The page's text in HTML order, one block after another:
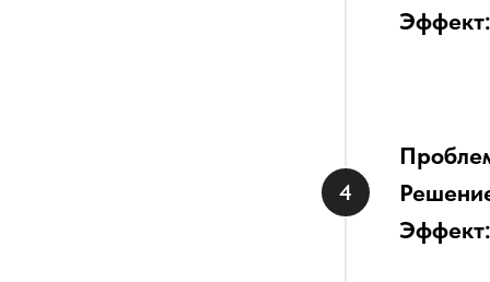
Эффект:
Эффект: